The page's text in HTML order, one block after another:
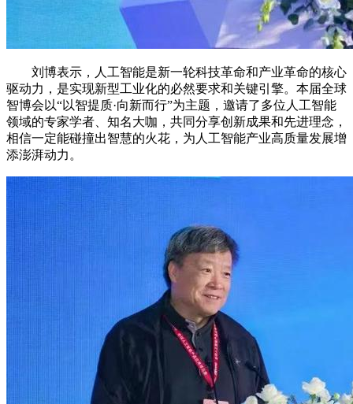
刘博表示，人工智能是新一轮科技革命和产业革命的核心
驱动力，是实现新型工业化的必然要求和关键引擎。本届全球
智博会以“以智提质·向新而行”为主题，邀请了多位人工智能
领域的专家学者、知名大咖，共同分享创新成果和先进理念，
相信一定能碰撞出智慧的火花，为人工智能产业高质量发展增
添澎湃动力。